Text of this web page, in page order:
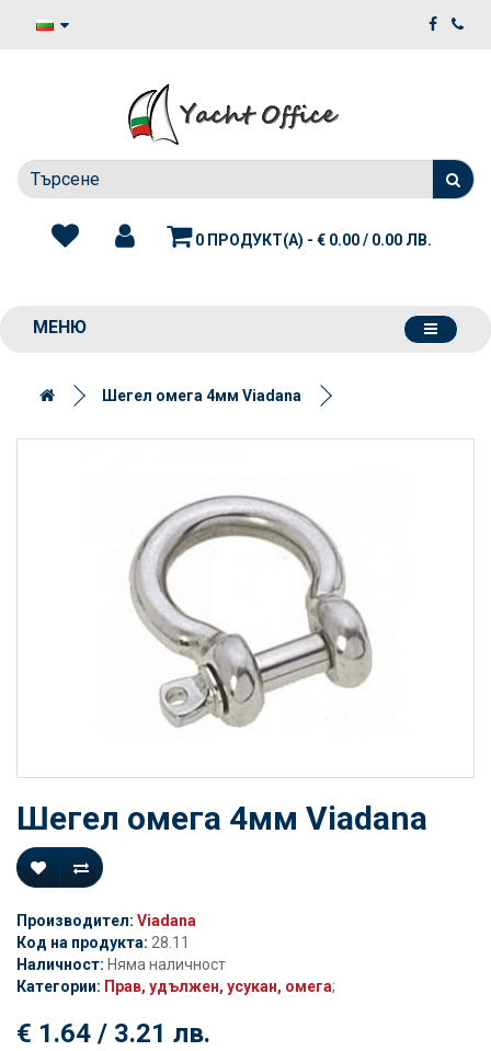
0 ПРОДУКТ(А) - € 0.00 / 0.00 ЛВ.
МЕНЮ
Шегел омега 4мм Viadana
Шегел омега 4мм Viadana
Производител: Viadana
Код на продукта: 28.11
Наличност: Няма наличност
Категории: Прав, удължен, усукан, омега;
€ 1.64 / 3.21 лв.